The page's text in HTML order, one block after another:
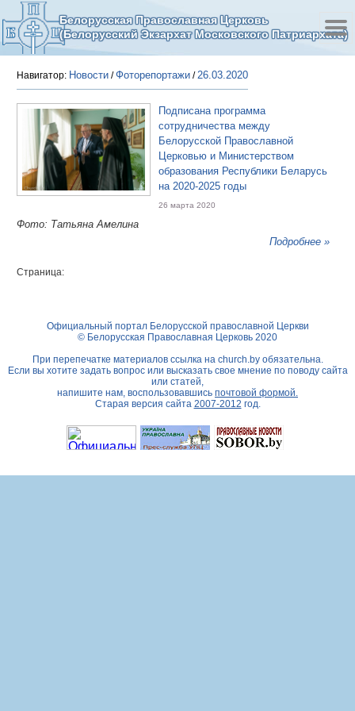
Белорусская Православная Церковь
(Белорусский Экзархат Московского Патриархата)
Навигатор: Новости /Фоторепортажи /26.03.2020
Подписана программа
сотрудничества между
Белорусской Православной
Церковью и Министерством
образования Республики Беларусь
на 2020-2025 годы
26 марта 2020
Фото: Татьяна Амелина
Подробнее »
Страница:
Официальный портал Белорусской православной Церкви
© Белорусская Православная Церковь 2020
При перепечатке материалов ссылка на church.byобязательна.
Если вы хотите задать вопрос или высказать свое мнение по поводу сайта
или статей,
напишите нам, воспользовавшись почтовой формой.
Старая версия сайта 2007-2012 год.